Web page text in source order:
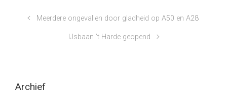
Meerdere ongevallen door gladheid op A50 en A28
IJsbaan ’t Harde geopend
Archief